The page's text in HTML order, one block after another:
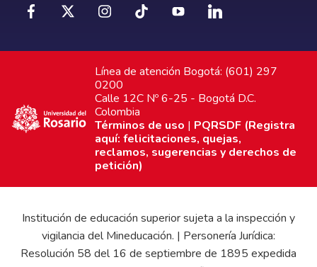
Línea de atención Bogotá: (601) 297
0200
Calle 12C Nº 6-25 - Bogotá D.C.
Colombia
Términos de uso | PQRSDF (Registra
aquí: felicitaciones, quejas,
reclamos, sugerencias y derechos de
petición)
Institución de educación superior sujeta a la inspección y
vigilancia del Mineducación. | Personería Jurídica:
Resolución 58 del 16 de septiembre de 1895 expedida